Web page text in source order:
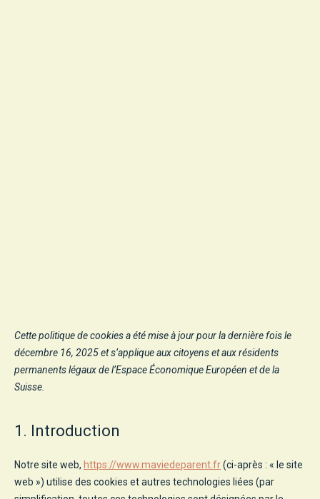
Ateliers
Ressources
Contact
Cette politique de cookies a été mise à jour pour la dernière fois le
décembre 16, 2025 et s’applique aux citoyens et aux résidents
permanents légaux de l’Espace Économique Européen et de la
Suisse.
1. Introduction
Notre site web, https://www.maviedeparent.fr(ci-après : « le site
web ») utilise des cookies et autres technologies liées (par